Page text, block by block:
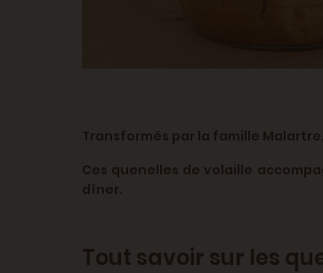
Transformés par la famille
Ces quenelles de volaille
dîner.
Tout savoir sur les